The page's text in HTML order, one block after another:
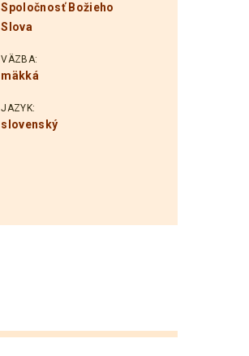
Spoločnosť Božieho
Slova
VÄZBA:
mäkká
JAZYK:
slovenský